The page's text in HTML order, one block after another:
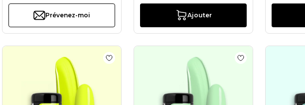
Prévenez-moi Ajouter
à la liste de souhaits Gel Couleur C56 ButtercupAjouter à la liste de souhaits Gel Couleur F46 Fluo
Ajouter à la liste